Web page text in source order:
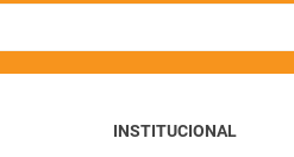
INSTITUCIONAL